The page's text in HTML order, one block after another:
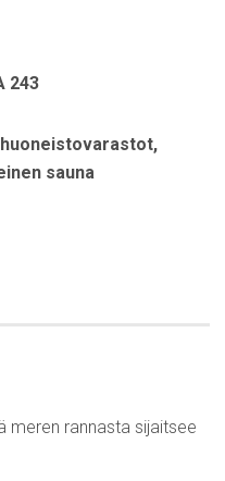
243
huoneistovarastot,
sauna
meren rannasta sijaitsee